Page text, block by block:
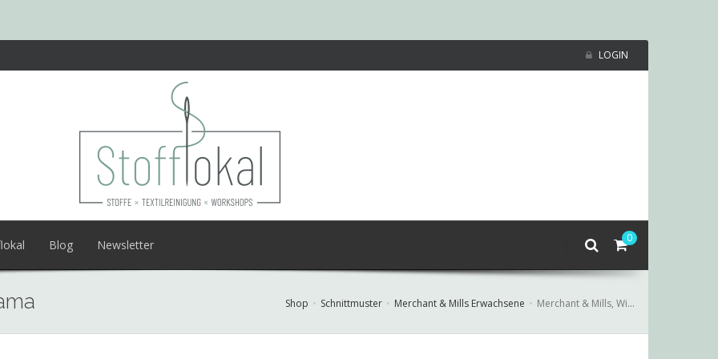
LOGIN
0
Blog Newsletter
Shop Schnittmuster Merchant & Mills Erwachsene Merchant & Mills, Winnie, Pyjama